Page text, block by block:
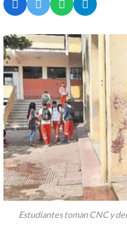
Estudiantes toman CNC y